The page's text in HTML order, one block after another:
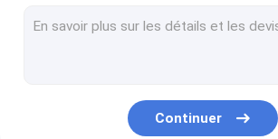
Sacs de prélèvement de gaz de Fluode
Continuer